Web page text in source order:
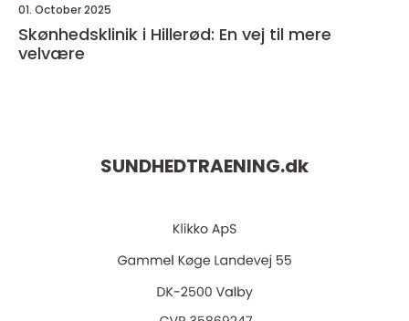
01. October 2025
Skønhedsklinik i Hillerød: En vej til mere
velvære
SUNDHEDTRAENING.dk